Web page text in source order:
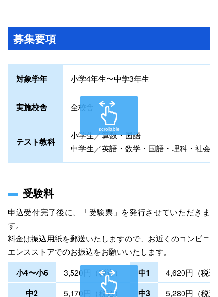
募集要項
対象学年 小学4年生〜中学3年生
実施校舎 全校舎
テスト教科
小学生／算数・国語
中学生／英語・数学・国語・理科・社会
scrollable
受験料
申込受付完了後に、「受験票」を発行させていただきま
す。
料金は振込用紙を郵送いたしますので、お近くのコンビニ
エンスストアでのお振込をお願いいたします。
小4〜小6
3,520円（税込） 中1
4,620円（税
中2
5,170円（税込） 中3 5,280円（税